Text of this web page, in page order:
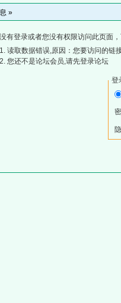
»
有登录或者您没有权限访问此页面
读取数据错误,原因：您要访问的链
您还不是论坛会员,请先登录论坛
登